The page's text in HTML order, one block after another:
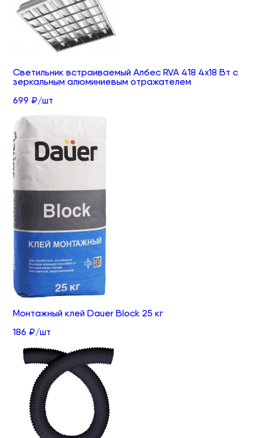
Светильник встраиваемый Албес RVA 418 4х18 Вт с
зеркальным алюминиевым отражателем
699 ₽/шт
Монтажный клей Dauer Block 25 кг
186 ₽/шт